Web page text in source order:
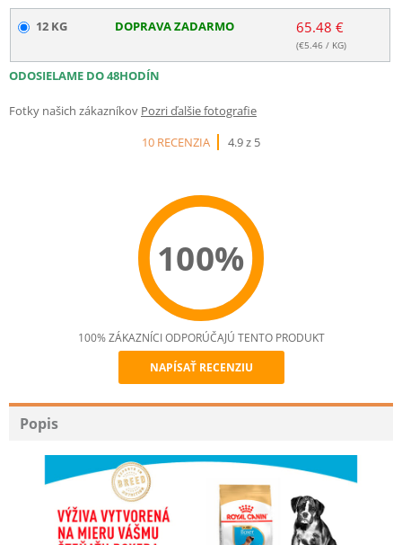
12 KG DOPRAVA ZADARMO 65.48 €
(€5.46 / KG)
ODOSIELAME DO 48HODÍN
Fotky našich zákazníkov Pozri ďalšie fotografie
10 RECENZIA
4.9 z 5
100%
Recommend
100% ZÁKAZNÍCI ODPORÚČAJÚ TENTO PRODUKT
NAPÍSAŤ RECENZIU
Popis